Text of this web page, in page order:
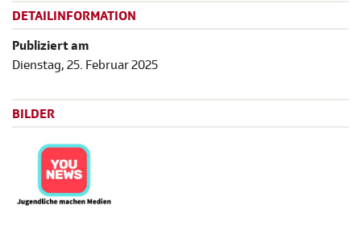
DETAILINFORMATION
Publiziert am
Dienstag, 25. Februar 2025
BILDER